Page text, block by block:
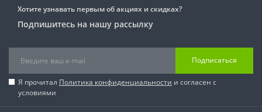
Хотите узнавать первым об акциях и скидках?
Подпишитесь на нашу рассылку
Подписаться
Я прочитал Политика конфиденциальности и согласен с
условиями